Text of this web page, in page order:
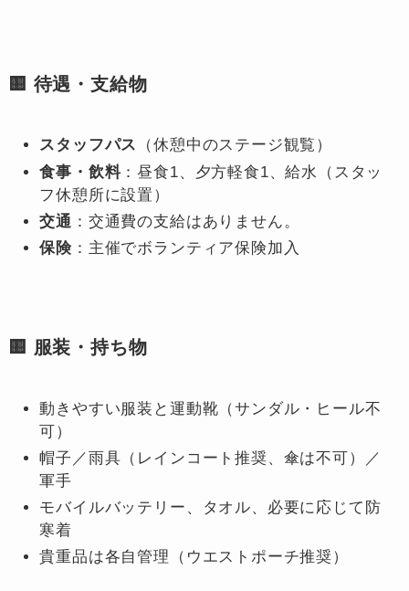
🟨 待遇・支給物
スタッフパス
（休憩中のステージ観覧）
食事・飲料：昼食1、夕方軽食1、給水（スタッ
フ休憩所に設置）
交通 ：交通費の支給はありません。
保険 ：主催でボランティア保険加入
🟨 服装・持ち物
動きやすい服装と運動靴（サンダル・ヒール不
可）
帽子／雨具（レインコート推奨、傘は不可）／
軍手
モバイルバッテリー、タオル、必要に応じて防
寒着
貴重品は各自管理（ウエストポーチ推奨）